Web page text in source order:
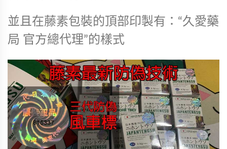
並且在藤素包裝的頂部印製有：“久愛藥
局 官方總代理”的樣式